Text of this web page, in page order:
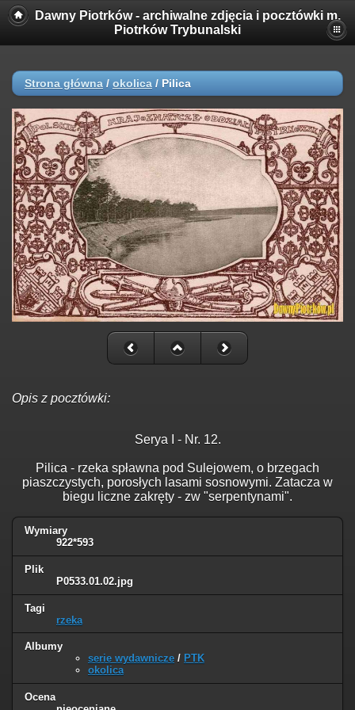
Dawny Piotrków - archiwalne zdjęcia i pocztówki m.
Piotrków Trybunalski
Strona główna / okolica / Pilica
Opis z pocztówki:
Serya I - Nr. 12.
Pilica - rzeka spławna pod Sulejowem, o brzegach
piaszczystych, porosłych lasami sosnowymi. Zatacza w
biegu liczne zakręty - zw "serpentynami".
Wymiary
922*593
Plik
P0533.01.02.jpg
Tagi
rzeka
Albumy
serie wydawnicze / PTK
okolica
Ocena